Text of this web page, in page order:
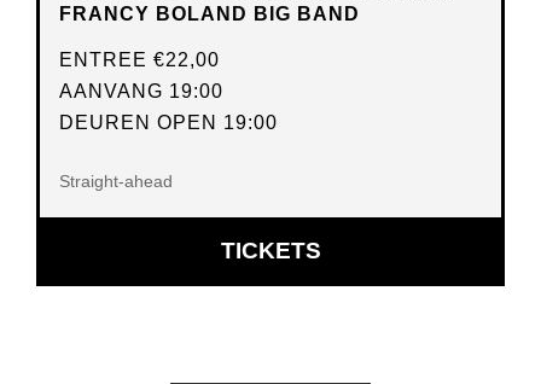
FRANCY BOLAND BIG BAND
ENTREE €22,00
AANVANG 19:00
DEUREN OPEN 19:00
Straight-ahead
TICKETSOPENT
IN